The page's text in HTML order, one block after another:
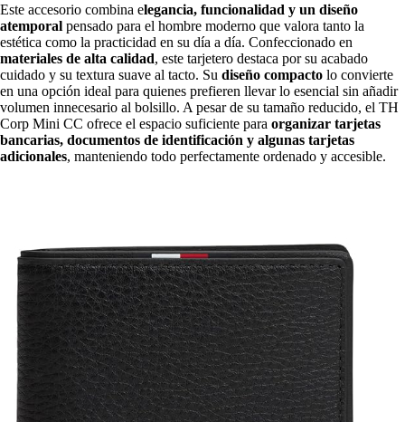
Este accesorio combina elegancia, funcionalidad y un diseño
atemporal pensado para el hombre moderno que valora tanto la
estética como la practicidad en su día a día. Confeccionado en
materiales de alta calidad, este tarjetero destaca por su acabado
cuidado y su textura suave al tacto. Su diseño compacto lo convierte
en una opción ideal para quienes prefieren llevar lo esencial sin añadir
volumen innecesario al bolsillo. A pesar de su tamaño reducido, el TH
Corp Mini CC ofrece el espacio suficiente para organizar tarjetas
bancarias, documentos de identificación y algunas tarjetas
adicionales, manteniendo todo perfectamente ordenado y accesible.